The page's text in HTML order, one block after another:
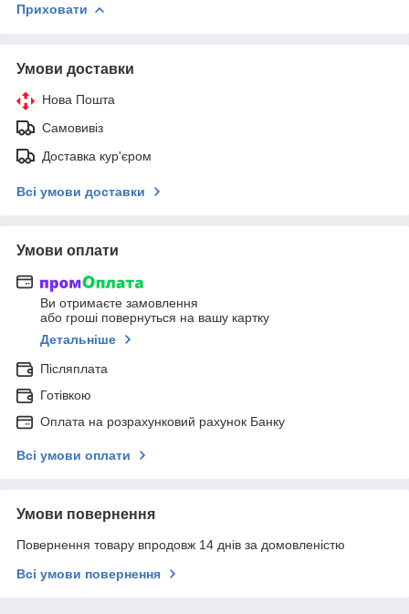
Приховати
Умови доставки
Нова Пошта
Самовивіз
Доставка кур'єром
Всі умови доставки
Умови оплати
Ви отримаєте замовлення
або гроші повернуться на вашу картку
Детальніше
Післяплата
Готівкою
Оплата на розрахунковий рахунок Банку
Всі умови оплати
Умови повернення
Повернення товару впродовж 14 днів за домовленістю
Всі умови повернення